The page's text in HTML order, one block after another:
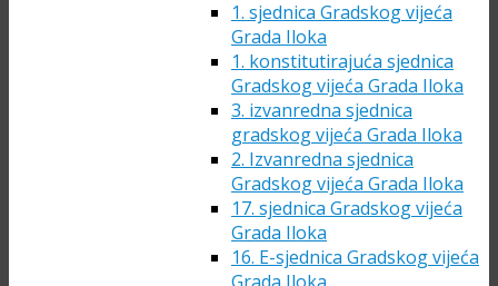
1. sjednica Gradskog vijeća
Grada Iloka
1. konstitutirajuća sjednica
Gradskog vijeća Grada Iloka
3. izvanredna sjednica
gradskog vijeća Grada Iloka
2. Izvanredna sjednica
Gradskog vijeća Grada Iloka
17. sjednica Gradskog vijeća
Grada Iloka
16. E-sjednica Gradskog vijeća